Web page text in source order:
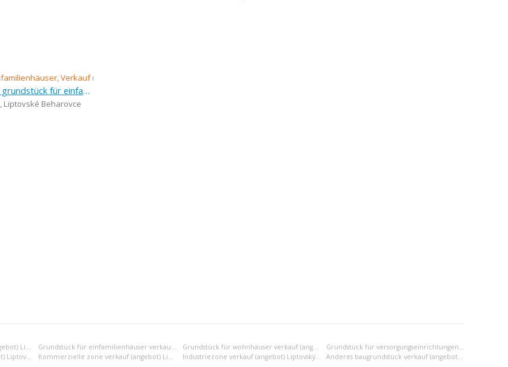
Verkauf (Angebot), grundstück für einfamilienhäuser, 1 366 m
, Liptovské Beharovce
Erholungsgrundstück verkauf (angebot) Liptovský Mikuláš Grundstück für einfamilienhäuser verkauf (angebot) Liptovský Mikuláš Grundstück für wohnhäuser verkauf (angebot) Liptovský Mikuláš
Grundstück für versorgungseinrichtungen verkauf (angebot) Liptovský Mikuláš
Gemischte zone verkauf (angebot) Liptovský Mikuláš
Kommerzielle zone verkauf (angebot) Liptovský Mikuláš Industriezone verkauf (angebot) Liptovský Mikuláš Anderes baugrundstück verkauf (angebot) Liptovský Mikuláš